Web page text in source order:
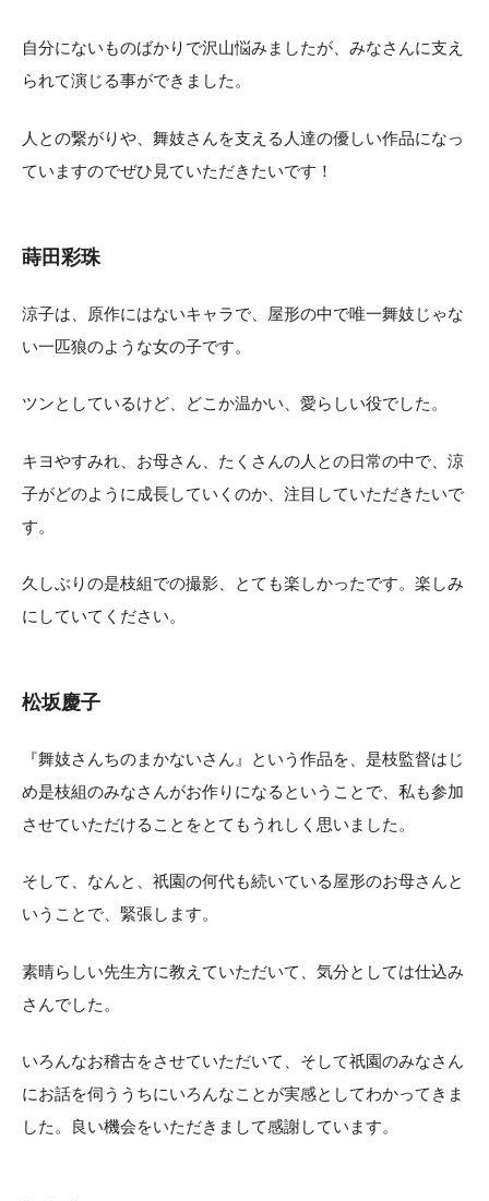
自分にないものばかりで沢山悩みましたが、みなさんに支え
られて演じる事ができました。
人との繋がりや、舞妓さんを支える人達の優しい作品になっ
ていますのでぜひ見ていただきたいです！
蒔田彩珠
涼子は、原作にはないキャラで、屋形の中で唯一舞妓じゃな
い一匹狼のような女の子です。
ツンとしているけど、どこか温かい、愛らしい役でした。
キヨやすみれ、お母さん、たくさんの人との日常の中で、涼
子がどのように成長していくのか、注目していただきたいで
す。
久しぶりの是枝組での撮影、とても楽しかったです。楽しみ
にしていてください。
松坂慶子
『舞妓さんちのまかないさん』という作品を、是枝監督はじ
め是枝組のみなさんがお作りになるということで、私も参加
させていただけることをとてもうれしく思いました。
そして、なんと、祇園の何代も続いている屋形のお母さんと
いうことで、緊張します。
素晴らしい先生方に教えていただいて、気分としては仕込み
さんでした。
いろんなお稽古をさせていただいて、そして祇園のみなさん
にお話を伺ううちにいろんなことが実感としてわかってきま
した。良い機会をいただきまして感謝しています。